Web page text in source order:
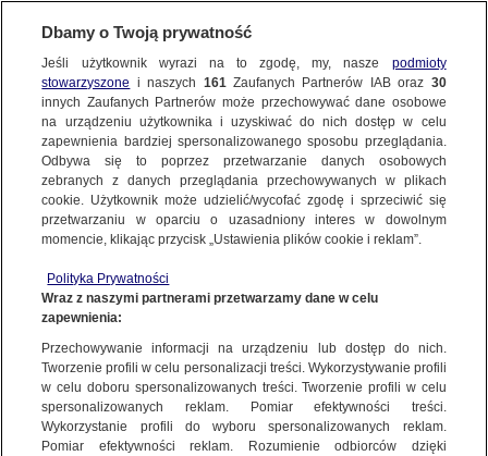
Oglądaj dalej
Dbamy o Twoją prywatność
Jeśli użytkownik wyrazi na to zgodę, my, nasze podmioty
stowarzyszone i naszych 161Zaufanych Partnerów IAB oraz 30
innych Zaufanych Partnerów może przechowywać dane osobowe
na urządzeniu użytkownika i uzyskiwać do nich dostęp w celu
zapewnienia bardziej spersonalizowanego sposobu przeglądania.
Odbywa się to poprzez przetwarzanie danych osobowych
zebranych z danych przeglądania przechowywanych w plikach
cookie. Użytkownik może udzielić/wycofać zgodę i sprzeciwić się
przetwarzaniu w oparciu o uzasadniony interes w dowolnym
momencie, klikając przycisk „Ustawienia plików cookie i reklam”.
Polityka Prywatności
Wraz z naszymi partnerami przetwarzamy dane w celu
zapewnienia:
Przechowywanie informacji na urządzeniu lub dostęp do nich.
Tworzenie profili w celu personalizacji treści. Wykorzystywanie profili
w celu doboru spersonalizowanych treści. Tworzenie profili w celu
spersonalizowanych reklam. Pomiar efektywności treści.
Wykorzystanie profili do wyboru spersonalizowanych reklam.
Pomiar efektywności reklam. Rozumienie odbiorców dzięki